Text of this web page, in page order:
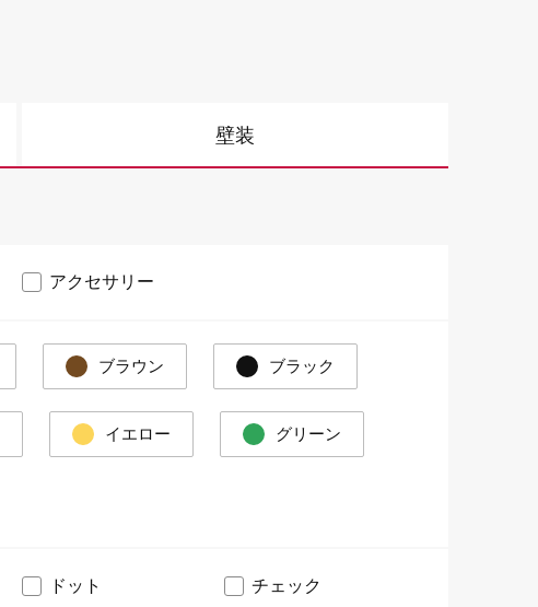
壁装
アクセサリー
ブラウン ブラック
イエロー グリーン
ドット チェック